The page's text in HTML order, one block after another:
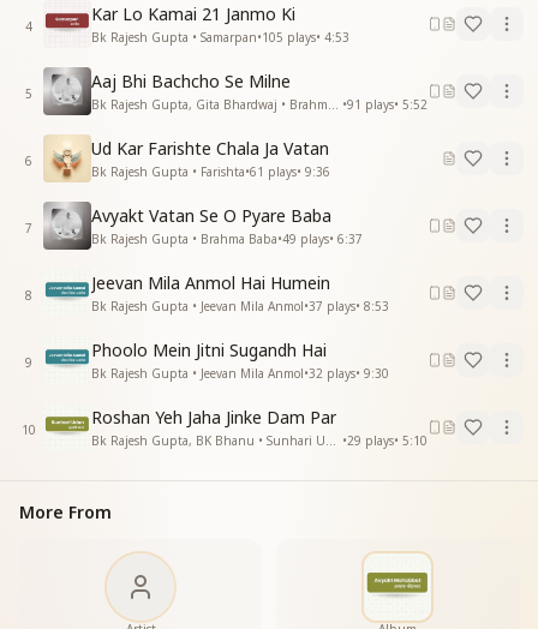
ऐसा कही न हो जाए कुछ सत्कर्मों से थक जाए
ऐसा कही न हो जाए कुछ सत्कर्मों से थक जाए
ये ऐसा है वो वैसा है तु बस कहता रह जाए
ईश्वर को तु अभी समझ ले
हा ईश्वर को तु अभी समझ ले वक्त न लौटके आएगा
कुछ सृजन करो अब सृजन करो
अभी मनन करो
अभी मनन करो अनुसरण करो
सुख शांति से जीवन बिताना है अगर तो सत्संग करो
सुख शांति से जीवन बिताना है अगर तो सत्संग करो
सत्संग करो फिर मनन करो
सुख शांति से जीवन बिताना है अगर तो सत्संग करो
सत्संग करो फिर मनन करो
अरे मनन करो अनुसरण करो
सांसों का अनमोल खजाना देखो कही न रुक जाए
रिश्ते नाते साथ न जाते
अरे रिश्ते नाते साथ न जाते
पुण्य की पूंजी जमा करो मनन करो
अरे मनन करो अनुसरण करो
अनुसरण करो फिर सृजन करो
4
Kar Lo Kamai 21 Janmo Ki
Bk Rajesh Gupta • Samarpan•105 plays• 4:53
5
Aaj Bhi Bachcho Se Milne
•91 plays• 5:52
6
Ud Kar Farishte Chala Ja Vatan
Bk Rajesh Gupta • Farishta•61 plays• 9:36
7
Avyakt Vatan Se O Pyare Baba
Bk Rajesh Gupta • Brahma Baba•49 plays• 6:37
8
Jeevan Mila Anmol Hai Humein
Bk Rajesh Gupta • Jeevan Mila Anmol•37 plays• 8:53
9
Phoolo Mein Jitni Sugandh Hai
Bk Rajesh Gupta • Jeevan Mila Anmol•32 plays• 9:30
10
Roshan Yeh Jaha Jinke Dam Par
•29 plays• 5:10
More From